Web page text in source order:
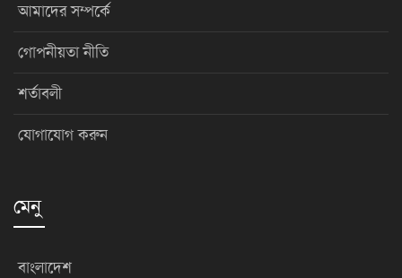
আমাদের সম্পর্কে
গোপনীয়তা নীতি
শর্তাবলী
যোগাযোগ করুন
মেনু
বাংলাদেশ